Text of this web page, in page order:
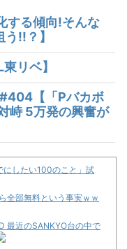
する傾向!そんな
!!？】
リベ】
【「Pバカボ
峙 5万発の興奮が
にしたい100のこと」試
全部無料という事実ｗｗ
最近のSANKYO台の中で